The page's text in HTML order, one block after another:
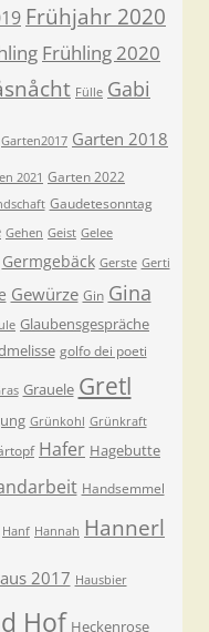
Frühjahr 2020
Frühling 2020
Fülle Gabi
Garten2017 Garten 2018
2021 Garten 2022
Gaudetesonntag
Gehen Geist Gelee
Germgebäck Gerste Gerti
Gewürze Gin Gina
Glaubensgespräche
golfo dei poeti
Grauele Gretl
Grünkohl Grünkraft
Hafer Hagebutte
Handsemmel
Hanf Hannah Hannerl
2017 Hausbier
Hof Heckenrose